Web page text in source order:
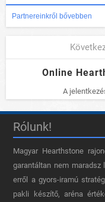
Partnereinkről bővebben
Online
A
Rólunk!
Magyar Hearthstone​
garantáltan nem
erről a gyors-iramú
pakli készítő, aréna